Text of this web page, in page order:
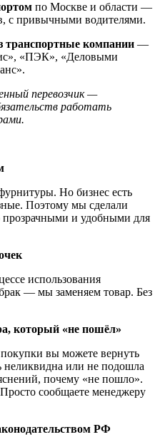
по Москве и области —
с привычными водителями.
транспортные компании —
«ПЭК», «Деловыми
перевозчик —
работать
Но бизнес есть
Поэтому мы сделали
прозрачными и удобными для
использования
— мы заменяем товар. Без
который «не пошёл»
вы можете вернуть
неликвидна или не подошла
почему «не пошло».
менеджеру
РФ